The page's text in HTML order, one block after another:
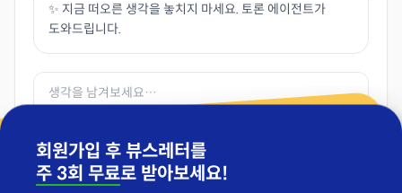
✨ 지금 떠오른 생각을 놓치지 마세요. 토론 에이전트가
도와드립니다.
회원가입 후 뷰스레터를
주 3회 무료로 받아보세요!